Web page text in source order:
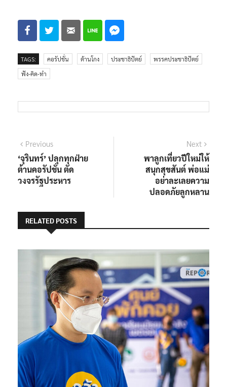
TAGS: คอรัปชั่น ต้านโกง ประชาธิปัตย์
พรรคประชาธิปัตย์
ฟัง-คิด-ทำ
แนะแนว
เรื่อง
PreviousPrevious
post:
‘จุรินทร์’ ปลุกทุกฝ่าย
ต้านคอรัปชั่น ตัด
วงจรรัฐประหาร
Next
post:
พาลูกเที่ยวปีใหม่ให้
สนุกสุขสันต์ พ่อแม่
อย่าละเลยความ
ปลอดภัยลูกหลาน
RELATED POSTS